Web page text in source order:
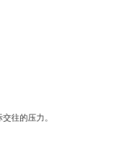
往的压力。